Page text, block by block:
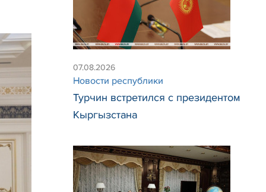
07.08.2026
Новости республики
Турчин встретился с президентом
Кыргызстана